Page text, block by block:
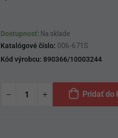
Dostupnosť: Na sklade
Katalógové číslo: 006-671S
Kód výrobcu: 890366/10003244
Pridať do